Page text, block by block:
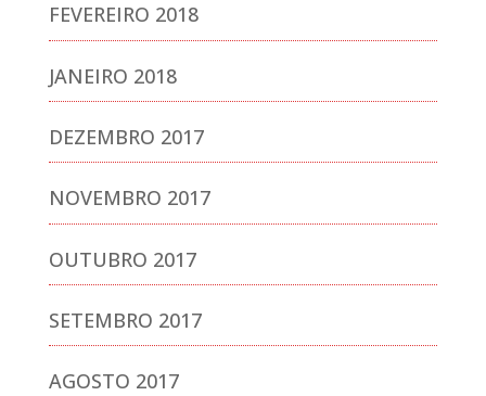
FEVEREIRO 2018
JANEIRO 2018
DEZEMBRO 2017
NOVEMBRO 2017
OUTUBRO 2017
SETEMBRO 2017
AGOSTO 2017